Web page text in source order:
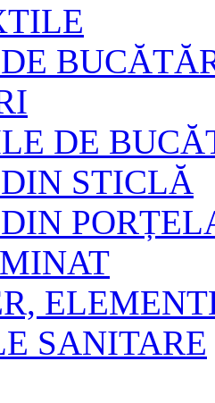
DE
STICLĂ
SANITARE